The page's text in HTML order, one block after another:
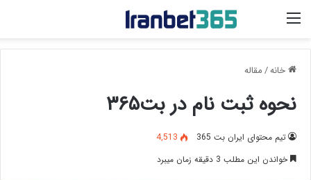
منو
خانه/مقاله
نحوه ثبت نام در بت۳۶۵
تیم محتوای ایران بت 365
4,513
خواندن این مطلب 3 دقیقه زمان میبرد